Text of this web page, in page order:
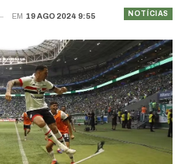
NOTÍCIAS
EM 19 AGO 2024 9:55